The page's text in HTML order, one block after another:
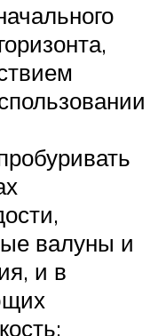
валуны и
и в